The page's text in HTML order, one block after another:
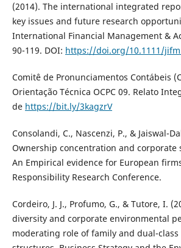
(2014). The international integrated
key issues and future research
International Financial Management &
90-119. DOI: https://doi.org/10.1111/
Comitê de Pronunciamentos Contábeis
Orientação Técnica OCPC 09. Relato
de https://bit.ly/3kagzrV
Consolandi, C., Nascenzi, P., & Jaiswal-
Ownership concentration and corporate
An Empirical evidence for European
Responsibility Research Conference.
Cordeiro, J. J., Profumo, G., & Tutore, I.
diversity and corporate environmental
moderating role of family and dual-